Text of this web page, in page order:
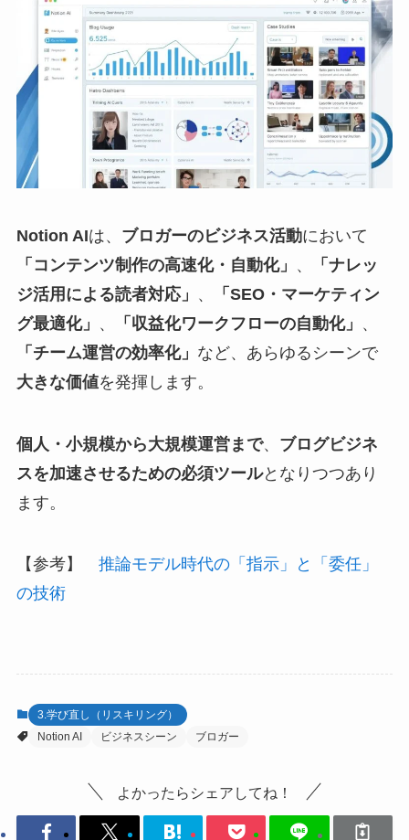
Notion AIは、 ブロガーのビジネス活動において
「コンテンツ制作の高速化・自動化」 、
「ナレッ
ジ活用による読者対応」 、
「SEO・マーケティン
グ最適化」 、 「収益化ワークフローの自動化」 、
「チーム運営の効率化」 など、あらゆるシーンで
大きな価値を発揮します。
個人・小規模から大規模運営まで、 ブログビジネ
スを加速させるための必須ツールとなりつつあり
ます。
【参考】 推論モデル時代の「指示」と「委任」
の技術
3.学び直し（リスキリング）
Notion AI
ビジネスシーン ブロガー
よかったらシェアしてね！